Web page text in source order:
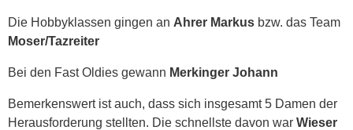
Die Hobbyklassen gingen an Ahrer Markus bzw. das Team
Moser/Tazreiter
Bei den Fast Oldies gewann Merkinger Johann
Bemerkenswert ist auch, dass sich insgesamt 5 Damen der
Herausforderung stellten. Die schnellste davon war Wieser